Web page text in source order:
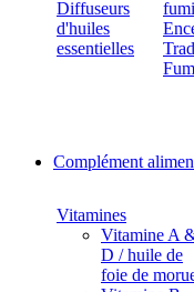
Diffuseurs
d'huiles
essentielles
Complément
Vitamines
Vitamine A
D / huile de
foie de